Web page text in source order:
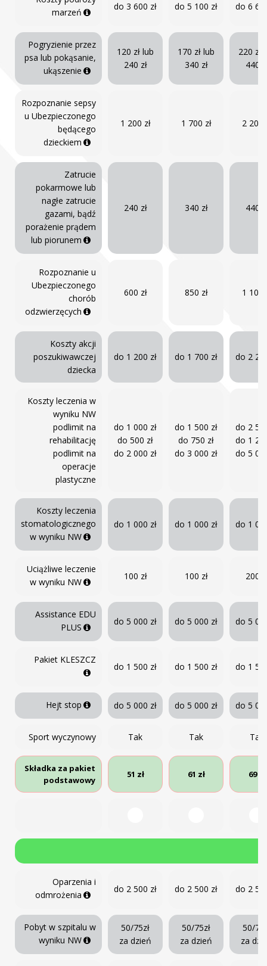
marzeń
do 3 600 zł do 5 100 zł do 6
Pogryzienie przez
psa lub pokąsanie,
ukąszenie
120 zł lub
240 zł
170 zł lub
340 zł
220 zł
440
Rozpoznanie sepsy
u Ubezpieczonego
będącego
dzieckiem
1 200 zł 1 700 zł 2 200
Zatrucie
pokarmowe lub
nagłe zatrucie
gazami, bądź
porażenie prądem
lub piorunem
240 zł 340 zł 440
Rozpoznanie u
Ubezpieczonego
chorób
odzwierzęcych
600 zł 850 zł 1 100
Koszty akcji
poszukiwawczej
dziecka
do 1 200 zł do 1 700 zł do 2
Koszty leczenia w
wyniku NW
podlimit na
rehabilitację
podlimit na
operacje
plastyczne
do 1 000 zł
do 500 zł
do 2 000 zł
do 1 500 zł
do 750 zł
do 3 000 zł
do 2
do 1
do 5
Koszty leczenia
stomatologicznego
w wyniku NW
do 1 000 zł do 1 000 zł do 1
Uciążliwe leczenie
w wyniku NW
100 zł 100 zł 200
Assistance EDU
PLUS
do 5 000 zł do 5 000 zł do 5
Pakiet KLESZCZ
do 1 500 zł do 1 500 zł do 1
Hejt stop do 5 000 zł do 5 000 zł do 5
Sport wyczynowy Tak Tak Tak
Składka za pakiet
podstawowy
51 zł 61 zł 69 zł
Oparzenia i
odmrożenia
do 2 500 zł do 2 500 zł do 2
Pobyt w szpitalu w
wyniku NW
50/75zł
za dzień
50/75zł
za dzień
50/
za